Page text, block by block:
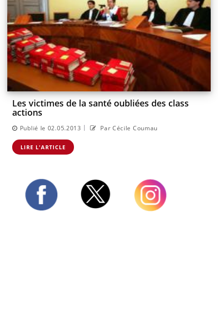
Les victimes de la santé oubliées des class
actions
Publié le 02.05.2013 | Par Cécile Coumau
LIRE L'ARTICLE